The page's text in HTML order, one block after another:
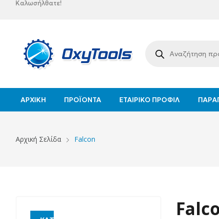
Καλωσήλθατε!
ΑΡΧΙΚΉ ΠΡΟΪΌΝΤΑ ΕΤΑΙΡΙΚΌ ΠΡΟΦΊΛ
Αρχική Σελίδα Falcon